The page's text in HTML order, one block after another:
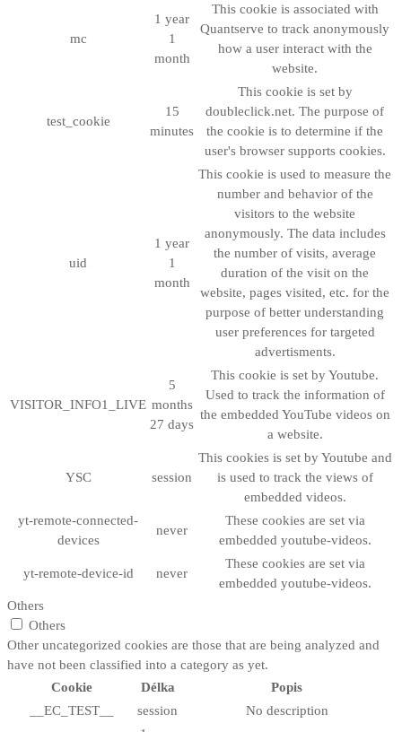
mc
1 year
1
month
This cookie is associated with
Quantserve to track anonymously
how a user interact with the
website.
test_cookie
15
minutes
This cookie is set by
doubleclick.net. The purpose of
the cookie is to determine if the
user's browser supports cookies.
uid
1 year
1
month
This cookie is used to measure the
number and behavior of the
visitors to the website
anonymously. The data includes
the number of visits, average
duration of the visit on the
website, pages visited, etc. for the
purpose of better understanding
user preferences for targeted
advertisments.
VISITOR_INFO1_LIVE
5
months
27 days
This cookie is set by Youtube.
Used to track the information of
the embedded YouTube videos on
a website.
YSC session
This cookies is set by Youtube and
is used to track the views of
embedded videos.
yt-remote-connected-
devices
never
These cookies are set via
embedded youtube-videos.
yt-remote-device-id never
These cookies are set via
embedded youtube-videos.
Others
Others
Other uncategorized cookies are those that are being analyzed and
have not been classified into a category as yet.
Cookie
Délka
Popis
__EC_TEST__
session
No description